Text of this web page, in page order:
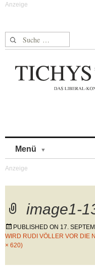
Suche nach:
Menü
image1-
PUBLISHED ON 17.
WIRD RUDI VÖLLER VOR DIE
× 620)